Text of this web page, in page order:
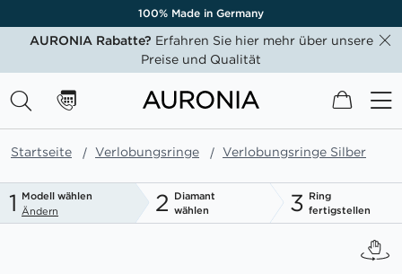
100% Made in Germany
AURONIA Rabatte? Erfahren Sie hier mehr über unsere
Preise und Qualität
Mein
Startseite Verlobungsringe Verlobungsringe Silber
1 Modell wählen
Ändern
2 Diamant
wählen
3 Ring
fertigstellen